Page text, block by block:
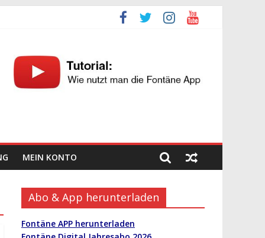
MEIN KONTO
Abo & App herunterladen
Fontäne APP herunterladen